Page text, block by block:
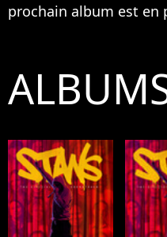
prochain album est en